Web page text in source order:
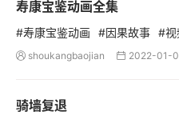
寿康宝鉴动画全集
#寿康宝鉴动画 #因果故事 #视
 shoukangbaojian  2022-01-
骑墙复退